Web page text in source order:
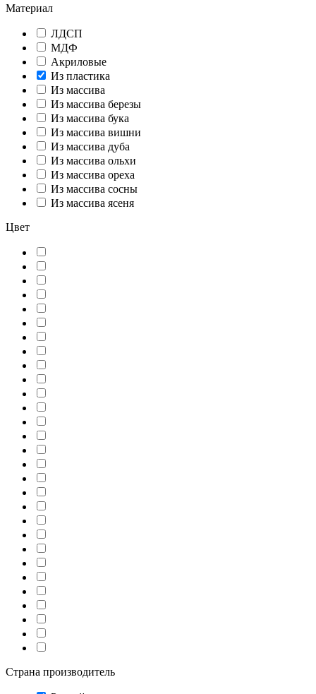
Материал
ЛДСП
МДФ
Акриловые
Из пластика
Из массива
Из массива березы
Из массива бука
Из массива вишни
Из массива дуба
Из массива ольхи
Из массива ореха
Из массива сосны
Из массива ясеня
Цвет
Страна производитель